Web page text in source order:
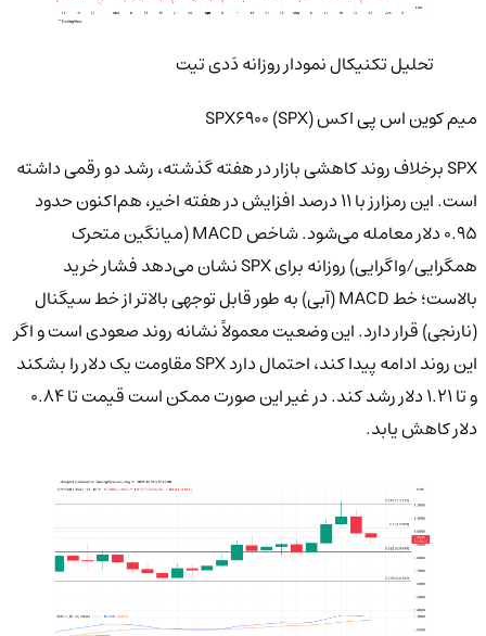
تحلیل تکنیکال نمودار روزانه دَدی تیت
میم کویناس پی اکسSPX6900 (SPX)
SPX برخلاف روند کاهشی بازار در هفته گذشته، رشد دو رقمی داشته
است. این رمزارز با ۱۱ درصد افزایش در هفته اخیر، هم‌اکنون حدود
۰.۹۵ دلار معامله می‌شود. شاخص MACD (میانگین متحرک
همگرایی/واگرایی) روزانه برای SPX نشان می‌دهد فشار خرید
بالاست؛ خط MACD (آبی) به طور قابل توجهی بالاتر از خط سیگنال
(نارنجی) قرار دارد. این وضعیت معمولاً نشانه روند صعودی است و اگر
این روند ادامه پیدا کند، احتمال دارد SPX مقاومت یک دلار را بشکند
و تا ۱.۲۱ دلار رشد کند. در غیر این صورت ممکن است قیمت تا ۰.۸۴
دلار کاهش یابد.